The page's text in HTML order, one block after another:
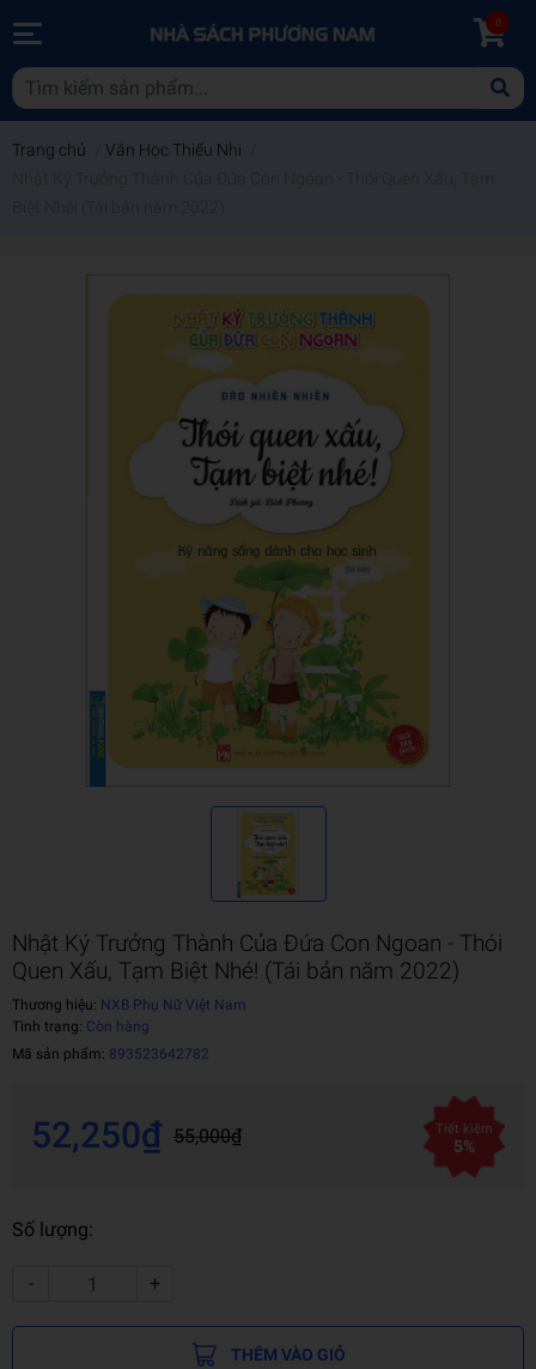
0
Trang chủ Văn Học Thiếu Nhi
Nhật Ký Trưởng Thành Của Đứa Con Ngoan - Thói
Quen Xấu, Tạm Biệt Nhé! (Tái bản năm 2022)
Thương hiệu: NXB Phụ Nữ Việt Nam
Tình trạng: Còn hàng
Mã sản phẩm: 893523642782
52,250₫ 55,000₫ Tiết kiệm
5%
Số lượng:
- +
THÊM VÀO GIỎ